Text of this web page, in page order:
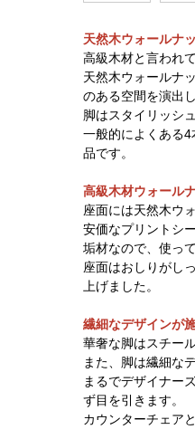
天然木ウォールナ
高級木材と言われ
天然木ウォールナ
のある空間を演出し
脚はスタイリッシ
一般的によくある
品です。
高級木材ウォール
座面には天然木ウ
安価なプリントシ
垢材なので、使っ
座面はおしりがし
上げました。
繊細なデザインが
華奢な脚はスチー
また、脚は繊細な
まるでデザイナー
ず目を引きます。
カウンターチェア